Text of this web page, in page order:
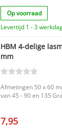
Op voorraad
Levertijd 1 - 3
HBM 4-delige
mm
Afmetingen 50 x 60
van 45 - 90 en 135
7,95